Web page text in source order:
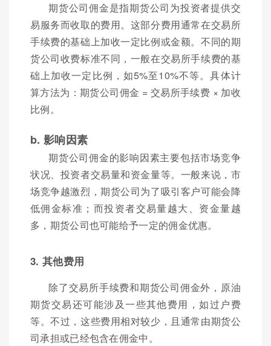
期货公司佣金是指期货公司为投资者提供交
易服务而收取的费用。这部分费用通常在交易所
手续费的基础上加收一定比例或金额。不同的期
货公司收费标准不同，一般在交易所手续费的基
础上加收一定比例，如5%至10%不等。具体计
算方法为：期货公司佣金 = 交易所手续费 × 加收
比例。
b. 影响因素
期货公司佣金的影响因素主要包括市场竞争
状况、投资者交易量和资金量等。一般来说，市
场竞争越激烈，期货公司为了吸引客户可能会降
低佣金标准；而投资者交易量越大、资金量越
多，期货公司也可能给予一定的佣金优惠。
3. 其他费用
除了交易所手续费和期货公司佣金外，原油
期货交易还可能涉及一些其他费用，如过户费
等。不过，这些费用相对较少，且通常由期货公
司承担或已经包含在佣金中。